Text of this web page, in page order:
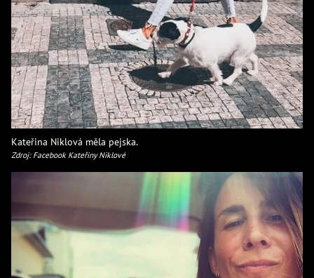
Kateřina Niklová měla pejska.
Zdroj: Facebook Kateřiny Niklové